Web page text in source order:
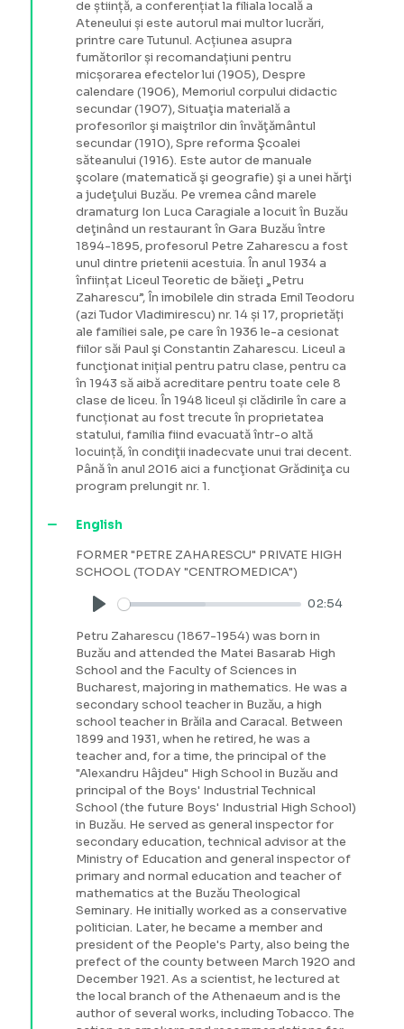
de știință, a conferențiat la filiala locală a
Ateneului și este autorul mai multor lucrări,
printre care Tutunul. Acțiunea asupra
fumătorilor și recomandațiuni pentru
micșorarea efectelor lui (1905), Despre
calendare (1906), Memoriul corpului didactic
secundar (1907), Situaţia materială a
profesorilor şi maiştrilor din învăţământul
secundar (1910), Spre reforma Şcoalei
săteanului (1916). Este autor de manuale
şcolare (matematică şi geografie) şi a unei hărţi
a judeţului Buzău. Pe vremea când marele
dramaturg Ion Luca Caragiale a locuit în Buzău
deţinând un restaurant în Gara Buzău între
1894-1895, profesorul Petre Zaharescu a fost
unul dintre prietenii acestuia. În anul 1934 a
înființat Liceul Teoretic de băieţi „Petru
Zaharescu”, În imobilele din strada Emil Teodoru
(azi Tudor Vladimirescu) nr. 14 și 17, proprietăți
ale familiei sale, pe care în 1936 le-a cesionat
fiilor săi Paul şi Constantin Zaharescu. Liceul a
funcţionat inițial pentru patru clase, pentru ca
în 1943 să aibă acreditare pentru toate cele 8
clase de liceu. În 1948 liceul și clădirile în care a
funcționat au fost trecute în proprietatea
statului, familia fiind evacuată într-o altă
locuință, în condiţii inadecvate unui trai decent.
Până în anul 2016 aici a funcţionat Grădiniţa cu
program prelungit nr. 1.
English
FORMER "PETRE ZAHARESCU" PRIVATE HIGH
SCHOOL (TODAY "CENTROMEDICA")
Play
02:54
Petru Zaharescu (1867-1954) was born in
Buzău and attended the Matei Basarab High
School and the Faculty of Sciences in
Bucharest, majoring in mathematics. He was a
secondary school teacher in Buzău, a high
school teacher in Brăila and Caracal. Between
1899 and 1931, when he retired, he was a
teacher and, for a time, the principal of the
"Alexandru Hâjdeu" High School in Buzău and
principal of the Boys' Industrial Technical
School (the future Boys' Industrial High School)
in Buzău. He served as general inspector for
secondary education, technical advisor at the
Ministry of Education and general inspector of
primary and normal education and teacher of
mathematics at the Buzău Theological
Seminary. He initially worked as a conservative
politician. Later, he became a member and
president of the People's Party, also being the
prefect of the county between March 1920 and
December 1921. As a scientist, he lectured at
the local branch of the Athenaeum and is the
author of several works, including Tobacco. The